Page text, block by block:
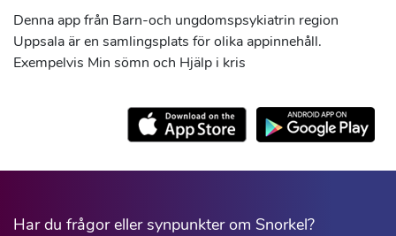
Denna app från Barn-och ungdomspsykiatrin region
Uppsala är en samlingsplats för olika appinnehåll.
Exempelvis Min sömn och Hjälp i kris
Har du frågor eller synpunkter om Snorkel?